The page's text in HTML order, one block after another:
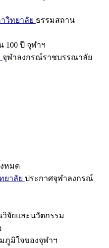
วิทยาลัย ธรรมสถาน
100 ปี จุฬาฯ
จุฬาลงกรณ์ราชบรรณาลัย
หมด
ยาลัย ประกาศจุฬาลงกรณ์
วิจัยและนวัตกรรม
ภูมิใจของจุฬาฯ